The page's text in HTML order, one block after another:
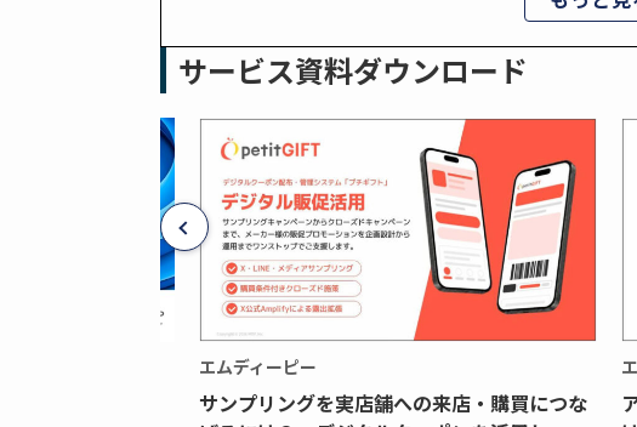
サービス資料ダウンロード
エムディーピー
サンプリングを実店舗への来店・購買につな